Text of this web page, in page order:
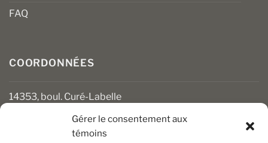
Gérer le consentement aux
témoins
FAQ
COORDONNÉES
14353, boul. Curé-Labelle